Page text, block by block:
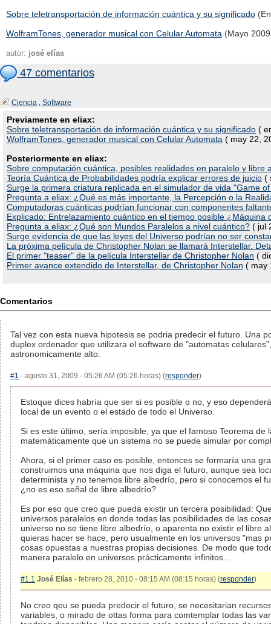
Sobre teletransportación de información cuántica y su significado
WolframTones, generador musical con Celular Automata (Mayo
autor: josé elías
47 comentarios
Ciencia , Software
Previamente en eliax:
Sobre teletransportación de información cuántica y su significado (
WolframTones, generador musical con Celular Automata ( may 22,
Posteriormente en eliax:
Sobre computación cuántica, posibles realidades en paralelo y libre
Teoría Cuántica de Probabilidades podría explicar errores de juicio (
Surge la primera criatura replicada en el simulador de vida "Game
Pregunta a eliax: ¿Qué es más importante, la Percepción o la
Computadoras cuánticas podrían funcionar con componentes
Explicado: Entrelazamiento cuántico en el tiempo posible ¿Máquina
Pregunta a eliax: ¿Qué son Mundos Paralelos a nivel cuántico? ( jul
Surge evidencia de que las leyes del Universo podrían no ser
La próxima película de Christopher Nolan se llamará Interstellar.
El primer "teaser" de la película Interstellar de Christopher Nolan (
Primer avance extendido de Interstellar, de Christopher Nolan ( may
Comentarios
Tal vez con esta nueva hipotesis se podria predecir el futuro. Una
duplex ordenador que utilizara el software de "automatas
astronomicamente alto.
#1 - agosto 31, 2009 - 05:26 AM (05:26 horas) (responder)
Estoque dices habría que ser si es posible o no, y eso
local de un evento o el estado de todo el Universo.
Si es este último, sería imposible, ya que el famoso Teorema de
matemáticamente que un sistema no se puede simular por
Ahora, si el primer caso es posible, entonces se formaría una
construimos una máquina que nos diga el futuro, aunque sea
determinista y no tenemos libre albedrío, pero si conocemos el
¿no es eso señal de libre albedrío?
Es por eso que creo que pueda existir un tercera posibilidad:
universos paralelos en donde todas las posibilidades de las
universo no se tiene libre albedrío, o aparenta no existir el libre
quieras hacer se hace, pero usualmente en los universos "mas
cosas opuestas a nuestras propias decisiones. De modo que
manera paralelo en universos prácticamente infinitos...
#1.1 José Elías - febrero 28, 2010 - 08:15 AM (08:15 horas) (responder)
No creo qeu se pueda predecir el futuro, se necesitarian
variables, o mirado de ottas forma para comtemplar todas las